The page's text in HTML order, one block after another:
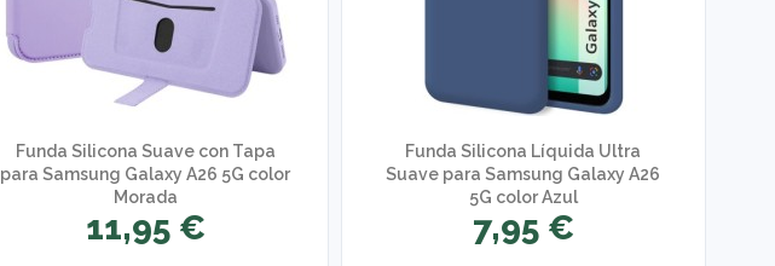
Funda Silicona Suave con Tapa
para Samsung Galaxy A26 5G color
Morada
11,95 €
Funda Silicona Líquida Ultra
Suave para Samsung Galaxy A26
5G color Azul
7,95 €